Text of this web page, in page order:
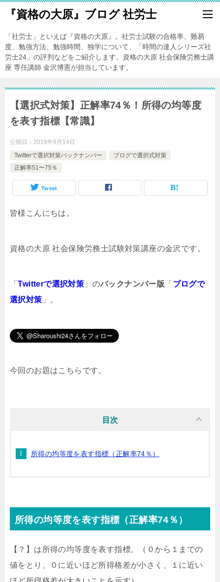
『資格の大原』ブログ 社労士
「社労士」といえば『資格の大原』。社労士試験の合格率、難易
度、勉強方法、勉強時間、独学について、「時間の達人シリーズ社
労士24」の評判などをご紹介します。資格の大原 社会保険労務士講
座 専任講師 金沢博憲が担当しています。
【選択式対策】正解率74％！所得の均等度
を表す指標【常識】
公開日： 2019年9月14日
Twitterで選択対策バックナンバー
ブログで選択式対策
正解率51〜75％
Tweet
皆様こんにちは。
資格の大原 社会保険労務士試験対策講座の金沢です。
「Twitterで選択対策 」のバックナンバー版 「 ブログで
選択対策 」。
今回のお題はこちらです。
目次
所得の均等度を表す指標（正解率74％）
所得の均等度を表す指標（正解率74％）
【？】は所得の均等度を表す指標。（０から１までの
値をとり、０に近いほど所得格差が小さく、１に近い